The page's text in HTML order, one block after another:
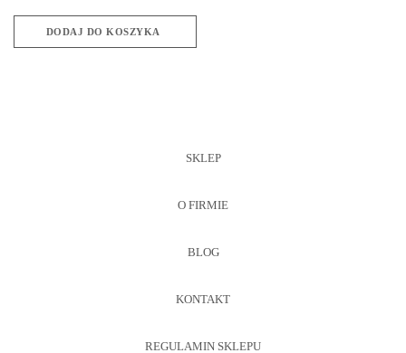
DODAJ DO KOSZYKA
SKLEP
O FIRMIE
BLOG
KONTAKT
REGULAMIN SKLEPU